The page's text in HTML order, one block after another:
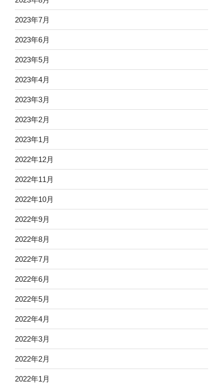
2023年7月
2023年6月
2023年5月
2023年4月
2023年3月
2023年2月
2023年1月
2022年12月
2022年11月
2022年10月
2022年9月
2022年8月
2022年7月
2022年6月
2022年5月
2022年4月
2022年3月
2022年2月
2022年1月